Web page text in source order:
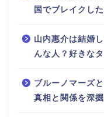
国でブレイクし
山内惠介は結婚
んな人？好きな
ブルーノマーズ
真相と関係を深掘